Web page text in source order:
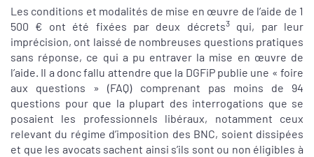
Les conditions et modalités de mise en œuvre de l’aide de 1
500 € ont été fixées par deux décrets3qui, par leur
imprécision, ont laissé de nombreuses questions pratiques
sans réponse, ce qui a pu entraver la mise en œuvre de
l’aide. Il a donc fallu attendre que la DGFiP publie une « foire
aux questions » (FAQ) comprenant pas moins de 94
questions pour que la plupart des interrogations que se
posaient les professionnels libéraux, notamment ceux
relevant du régime d’imposition des BNC, soient dissipées
et que les avocats sachent ainsi s’ils sont ou non éligibles à